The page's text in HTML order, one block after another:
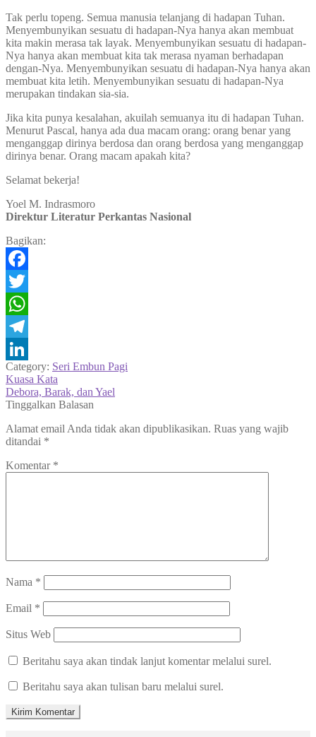
Tak perlu topeng. Semua manusia telanjang di hadapan Tuhan.
Menyembunyikan sesuatu di hadapan-Nya hanya akan membuat
kita makin merasa tak layak. Menyembunyikan sesuatu di hadapan-
Nya hanya akan membuat kita tak merasa nyaman berhadapan
dengan-Nya. Menyembunyikan sesuatu di hadapan-Nya hanya akan
membuat kita letih. Menyembunyikan sesuatu di hadapan-Nya
merupakan tindakan sia-sia.
Jika kita punya kesalahan, akuilah semuanya itu di hadapan Tuhan.
Menurut Pascal, hanya ada dua macam orang: orang benar yang
menganggap dirinya berdosa dan orang berdosa yang menganggap
dirinya benar. Orang macam apakah kita?
Selamat bekerja!
Yoel M. Indrasmoro
Direktur Literatur Perkantas Nasional
Bagikan:
Facebook
Twitter
WhatsApp
Telegram
LinkedIn
Category: Seri Embun Pagi
Navigasi
pos
Previous
post:
Kuasa Kata
Next
post:
Debora, Barak, dan Yael
Tinggalkan Balasan
Alamat email Anda tidak akan dipublikasikan. Ruas yang wajib
ditandai *
Komentar *
Nama *
Email *
Situs Web
Beritahu saya akan tindak lanjut komentar melalui surel.
Beritahu saya akan tulisan baru melalui surel.